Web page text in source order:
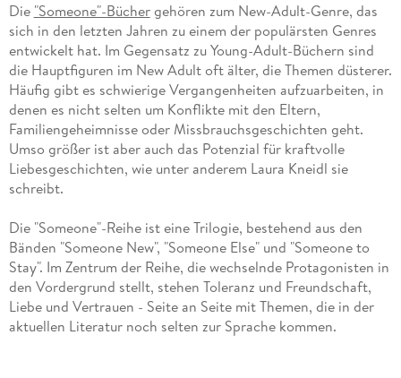
Die "Someone"-Büchergehören zum New-Adult-Genre, das
sich in den letzten Jahren zu einem der populärsten Genres
entwickelt hat. Im Gegensatz zu Young-Adult-Büchern sind
die Hauptfiguren im New Adult oft älter, die Themen düsterer.
Häufig gibt es schwierige Vergangenheiten aufzuarbeiten, in
denen es nicht selten um Konflikte mit den Eltern,
Familiengeheimnisse oder Missbrauchsgeschichten geht.
Umso größer ist aber auch das Potenzial für kraftvolle
Liebesgeschichten, wie unter anderem Laura Kneidl sie
schreibt.
Die "Someone"-Reihe ist eine Trilogie, bestehend aus den
Bänden "Someone New", "Someone Else" und "Someone to
Stay". Im Zentrum der Reihe, die wechselnde Protagonisten in
den Vordergrund stellt, stehen Toleranz und Freundschaft,
Liebe und Vertrauen - Seite an Seite mit Themen, die in der
aktuellen Literatur noch selten zur Sprache kommen.